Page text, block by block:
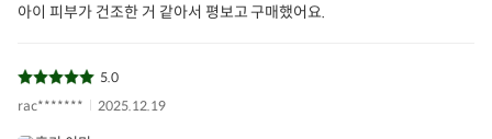
아이 피부가 건조한 거 같아서 평보고 구매했어요.
5.0
rac*******
2025.12.19